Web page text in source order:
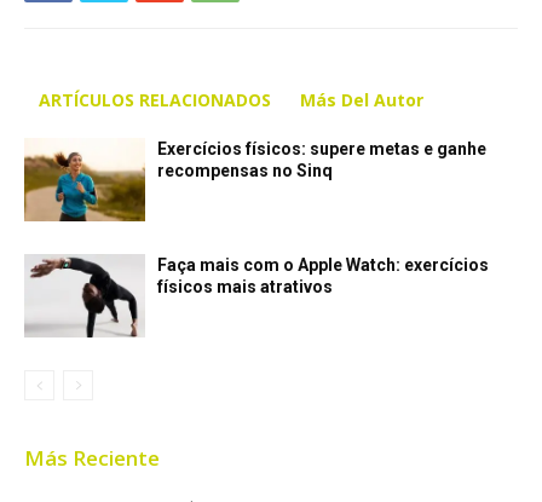
ARTÍCULOS RELACIONADOS Más Del Autor
Exercícios físicos: supere metas e ganhe
recompensas no Sinq
Faça mais com o Apple Watch: exercícios
físicos mais atrativos
Más Reciente